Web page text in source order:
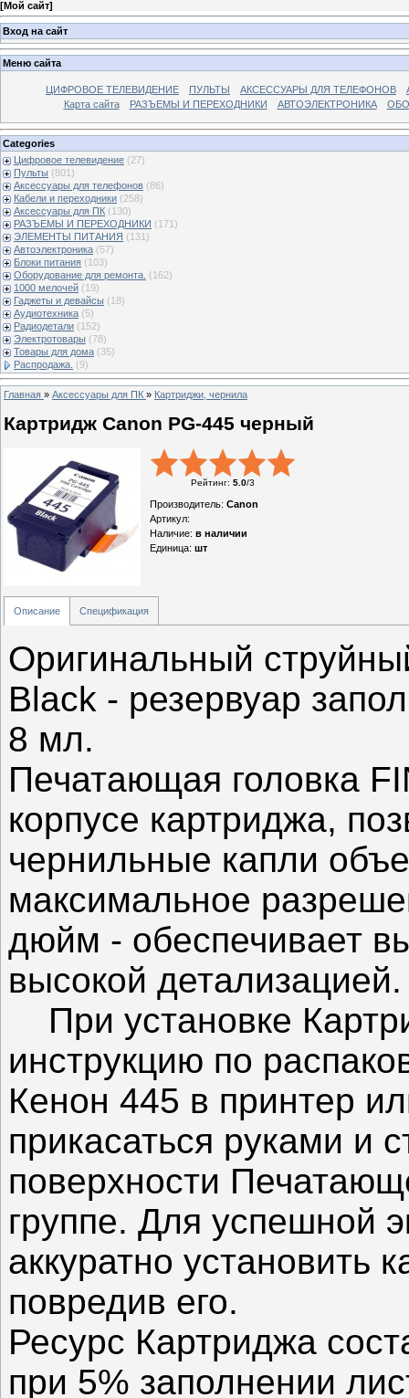
[Мой сайт]
Вход на сайт
Меню сайта
ЦИФРОВОЕ ТЕЛЕВИДЕНИЕ ПУЛЬТЫ АКСЕССУАРЫ ДЛЯ ТЕЛЕФОНОВ
Карта сайта
РАЗЪЕМЫ И ПЕРЕХОДНИКИ АВТОЭЛЕКТРОНИКА
Categories
Цифровое телевидение (27)
Пульты (801)
Аксессуары для телефонов (86)
Кабели и переходники (258)
Аксессуары для ПК (130)
РАЗЪЕМЫ И ПЕРЕХОДНИКИ (171)
ЭЛЕМЕНТЫ ПИТАНИЯ (131)
Автоэлектроника (57)
Блоки питания (103)
Оборудование для ремонта. (162)
1000 мелочей (19)
Гаджеты и девайсы (18)
Аудиотехника (5)
Радиодетали (152)
Электротовары (78)
Товары для дома (35)
Распродажа. (9)
Главная » Аксессуары для ПК » Картриджи, чернила
Картридж Canon PG-445 черный
Рейтинг: 5.0/3
Производитель: Canon
Артикул:
Наличие: в наличии
Единица: шт
Описание Спецификация
Оригинальный
Black - резервуар
8 мл.
Печатающая головка
корпусе картриджа,
чернильные капли
максимальное
дюйм - обеспечивает
высокой детализацией.
При установке
инструкцию по
Кенон 445 в принтер
прикасаться руками и
поверхности
группе. Для успешной
аккуратно установить
повредив его.
Ресурс Картриджа
при 5% заполнении